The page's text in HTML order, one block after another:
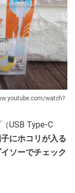
watch?
USB Type-C
にホコリが入る
ソーでチェック